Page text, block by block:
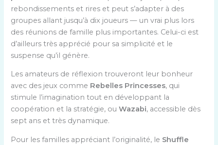
rebondissements et rires et peut s’adapter à des
groupes allant jusqu’à dix joueurs — un vrai plus lors
des réunions de famille plus importantes. Celui-ci est
d’ailleurs très apprécié pour sa simplicité et le
suspense qu’il génère.
Les amateurs de réflexion trouveront leur bonheur
avec des jeux comme Rebelles Princesses, qui
stimule l’imagination tout en développant la
coopération et la stratégie, ouWazabi, accessible dès
sept ans et très dynamique.
Pour les familles appréciant l’originalité, le Shuffle